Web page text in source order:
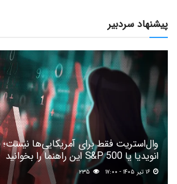
پیشنهاد سردبیر
وال‌استریت فقط برای آمریکایی‌ها نیست؛
انویدیا یا S&P 500 این راهنما را بخوانید
۲۳۵